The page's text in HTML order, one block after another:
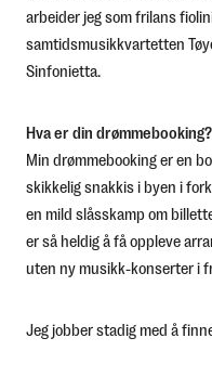
arbeider jeg som frilans
samtidsmusikkvartetten
Sinfonietta.
Hva er din drømmebooking?
Min drømmebooking er en
skikkelig snakkis i byen i
en mild slåsskamp om
er så heldig å få oppleve
uten ny musikk-konserter i
Jeg jobber stadig med å